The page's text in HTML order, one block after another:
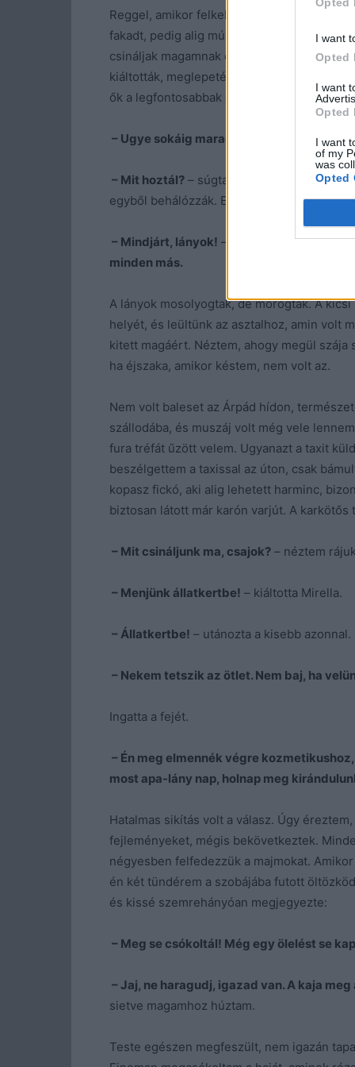
I want
Opted
I want
Opted
I want
of my
was
Opted
Reggel, amikor felkeltem, láttam, hogy már
fakadt, pedig alig múlt fél kilenc. Gyorsan
csináljak magamnak egy kávét, de terített
kiáltották, meglepetés, majd a nyakamba
ők a legfontosabbak a számomra.
– Ugye sokáig maradsz? – kérdezte Miri.
– Mit hoztál? – súgta a fülembe Kinguci. –
egyből behálózzák. Engem is azonnal
– Mindjárt, lányok! – szólt rájuk Gréta. –
minden más.
A lányok mosolyogtak, de morogtak. A
helyét, és leültünk az asztalhoz, amin volt
kitett magáért. Néztem, ahogy megül szája
ha éjszaka, amikor késtem, nem volt az.
Nem volt baleset az Árpád hídon,
szállodába, és muszáj volt még vele
fura tréfát űzött velem. Ugyanazt a taxit
beszélgettem a taxissal az úton, csak
kopasz fickó, aki alig lehetett harminc,
biztosan látott már karón varjút. A karkötős
– Mit csináljunk ma, csajok? – néztem
– Menjünk állatkertbe! – kiáltotta Mirella.
– Állatkertbe! – utánozta a kisebb azonnal.
– Nekem tetszik az ötlet. Nem baj, ha
Ingatta a fejét.
– Én meg elmennék végre
most apa-lány nap, holnap meg
Hatalmas sikítás volt a válasz. Úgy
fejleményeket, mégis bekövetkeztek.
négyesben felfedezzük a majmokat.
én két tündérem a szobájába futott
és kissé szemrehányóan megjegyezte:
– Meg se csókoltál! Még egy ölelést se
– Jaj, ne haragudj, igazad van. A kaja
sietve magamhoz húztam.
Teste egészen megfeszült, nem igazán